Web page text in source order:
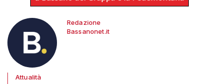
Redazione
Bassanonet.it
Attualità